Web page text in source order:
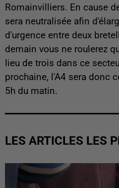
Romainvilliers. En cause
sera neutralisée afin
d'urgence entre deux
demain vous ne roulerez
lieu de trois dans ce
prochaine, l'A4 sera donc
5h du matin.
LES ARTICLES LES